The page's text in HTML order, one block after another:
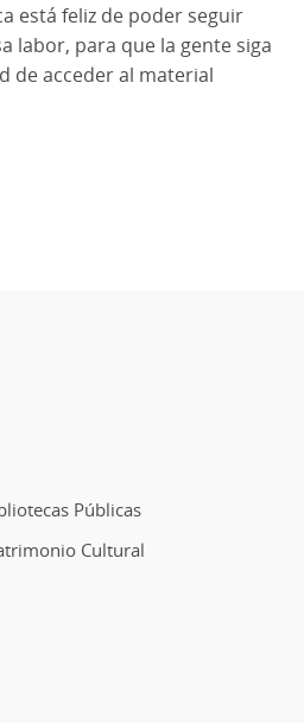
está feliz de poder seguir
labor, para que la gente siga
de acceder al material
Públicas
Cultural